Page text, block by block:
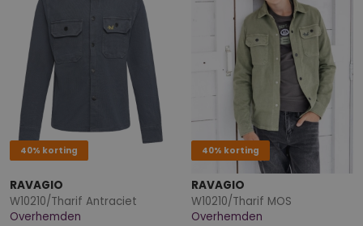
40% korting
RAVAGIO
W10210/Tharif Antraciet
Overhemden
40% korting
RAVAGIO
W10210/Tharif MOS
Overhemden